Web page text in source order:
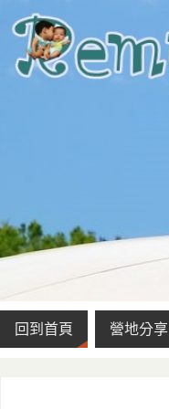
回到首頁 營地分享